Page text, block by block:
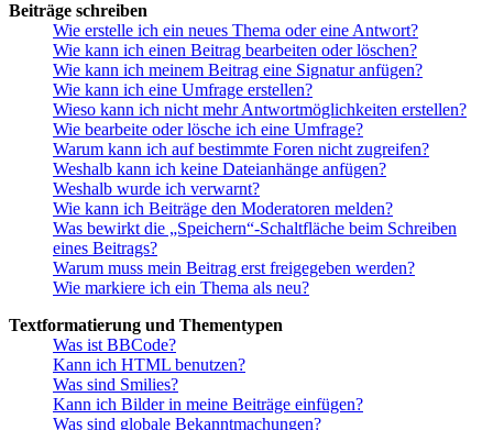
Beiträge schreiben
Wie erstelle ich ein neues Thema oder eine Antwort?
Wie kann ich einen Beitrag bearbeiten oder löschen?
Wie kann ich meinem Beitrag eine Signatur anfügen?
Wie kann ich eine Umfrage erstellen?
Wieso kann ich nicht mehr Antwortmöglichkeiten erstellen?
Wie bearbeite oder lösche ich eine Umfrage?
Warum kann ich auf bestimmte Foren nicht zugreifen?
Weshalb kann ich keine Dateianhänge anfügen?
Weshalb wurde ich verwarnt?
Wie kann ich Beiträge den Moderatoren melden?
Was bewirkt die „Speichern“-Schaltfläche beim Schreiben
eines Beitrags?
Warum muss mein Beitrag erst freigegeben werden?
Wie markiere ich ein Thema als neu?
Textformatierung und Thementypen
Was ist BBCode?
Kann ich HTML benutzen?
Was sind Smilies?
Kann ich Bilder in meine Beiträge einfügen?
Was sind globale Bekanntmachungen?